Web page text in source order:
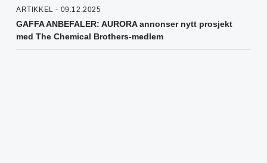
ARTIKKEL - 09.12.2025
GAFFA ANBEFALER: AURORA annonser nytt prosjekt
med The Chemical Brothers-medlem